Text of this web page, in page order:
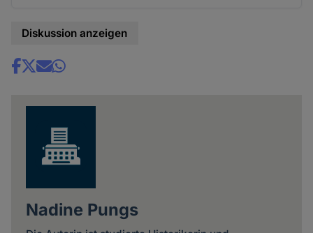
Diskussion anzeigen
Share
Nadine Pungs